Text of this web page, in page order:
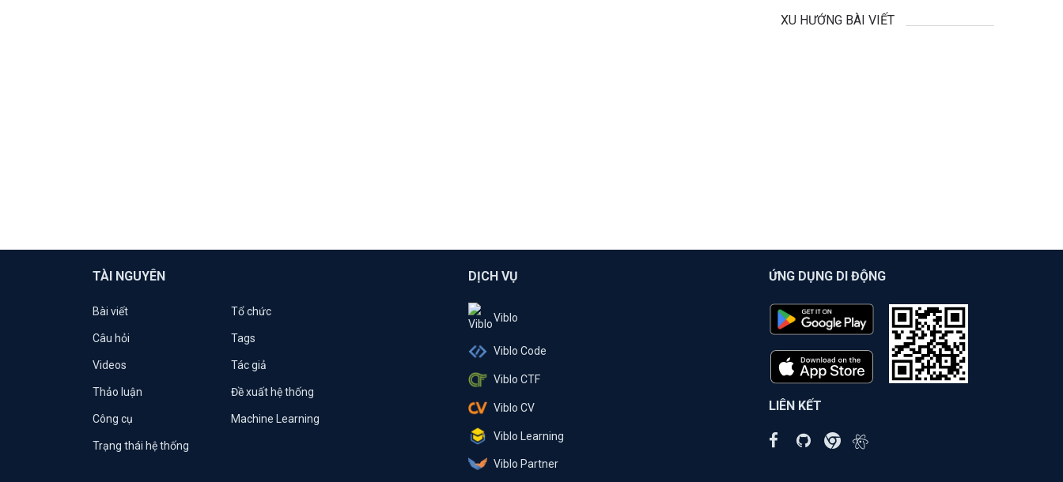
XU HƯỚNG BÀI VIẾT
TÀI NGUYÊN
Bài viết Tổ chức
Câu hỏi Tags
Videos Tác giả
Thảo luận Đề xuất hệ thống
Công cụ Machine Learning
Trạng thái hệ thống
DỊCH VỤ
Viblo
Viblo Code
Viblo CTF
Viblo CV
Viblo Learning
Viblo Partner
ỨNG DỤNG DI ĐỘNG
LIÊN KẾT